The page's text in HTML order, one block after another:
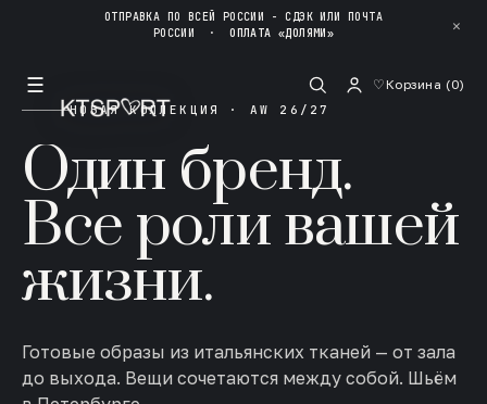
ОТПРАВКА ПО ВСЕЙ РОССИИ - СДЭК ИЛИ ПОЧТА
РОССИИ ·ОПЛАТА «ДОЛЯМИ» ✕
☰ ♡Корзина (0)
НОВАЯ КОЛЛЕКЦИЯ · AW 26/27
Один бренд.
Все роли вашей
жизни.
Готовые образы из итальянских тканей — от зала
до выхода. Вещи сочетаются между собой. Шьём